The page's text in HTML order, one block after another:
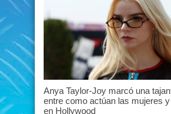
Anya Taylor-Joy marcó una
entre como actúan las mujeres
en Hollywood